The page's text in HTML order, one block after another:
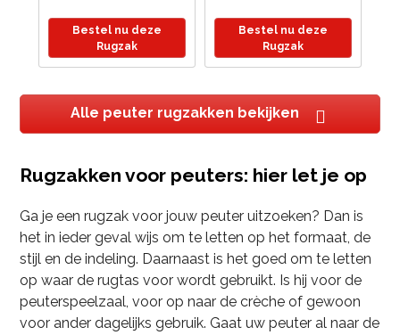
3D geprinte details |
3-delige set jongens
schooltassen | grote
Bestel nu deze
Rugzak
vakken - Grote
rugzak - a4 map
formaat
Bestel nu deze
Rugzak
Alle peuter rugzakken bekijken
Rugzakken voor peuters: hier let je op
Ga je een rugzak voor jouw peuter uitzoeken? Dan is
het in ieder geval wijs om te letten op het formaat, de
stijl en de indeling. Daarnaast is het goed om te letten
op waar de rugtas voor wordt gebruikt. Is hij voor de
peuterspeelzaal, voor op naar de crèche of gewoon
voor ander dagelijks gebruik. Gaat uw peuter al naar de